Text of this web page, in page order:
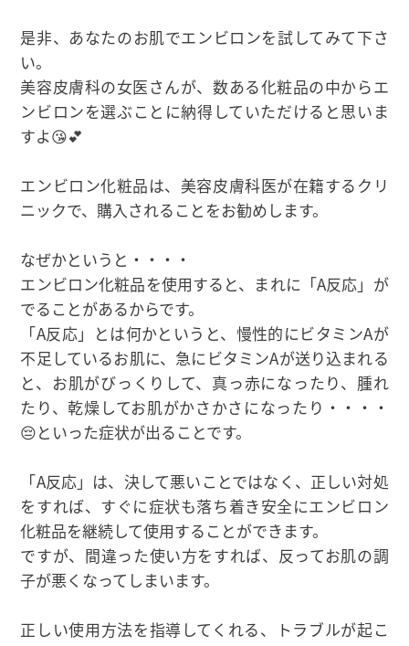
是非、あなたのお肌でエンビロンを試してみて下さ
い。
美容皮膚科の女医さんが、数ある化粧品の中からエ
ンビロンを選ぶことに納得していただけると思いま
すよ😘💕
エンビロン化粧品は、美容皮膚科医が在籍するクリ
ニックで、購入されることをお勧めします。
なぜかというと・・・・
エンビロン化粧品を使用すると、まれに「A反応」が
でることがあるからです。
「A反応」とは何かというと、慢性的にビタミンAが
不足しているお肌に、急にビタミンAが送り込まれる
と、お肌がびっくりして、真っ赤になったり、腫れ
たり、乾燥してお肌がかさかさになったり・・・・
😔といった症状が出ることです。
「A反応」は、決して悪いことではなく、正しい対処
をすれば、すぐに症状も落ち着き安全にエンビロン
化粧品を継続して使用することができます。
ですが、間違った使い方をすれば、反ってお肌の調
子が悪くなってしまいます。
正しい使用方法を指導してくれる、トラブルが起こ